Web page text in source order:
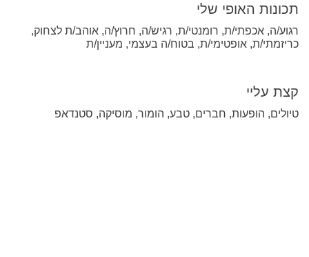
תכונות האופי שלי
רגוע/ה, אכפתי/ת, רומנטי/ת, רגיש/ה, חרוץ/ה, אוהב/ת לצחוק,
כריזמתי/ת, אופטימי/ת, בטוח/ה בעצמי, מעניין/ת
קצת עליי
טיולים, הופעות, חברים, טבע, הומור, מוסיקה, סטנדאפ